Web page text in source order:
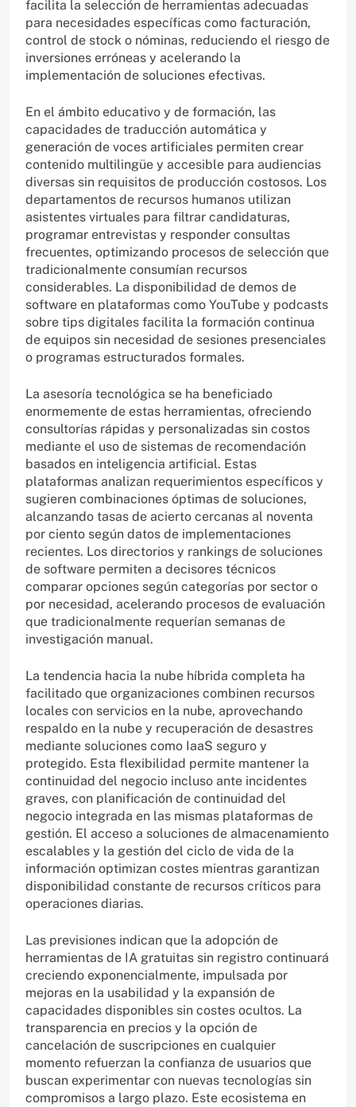
facilita la selección de herramientas adecuadas
para necesidades específicas como facturación,
control de stock o nóminas, reduciendo el riesgo de
inversiones erróneas y acelerando la
implementación de soluciones efectivas.
En el ámbito educativo y de formación, las
capacidades de traducción automática y
generación de voces artificiales permiten crear
contenido multilingüe y accesible para audiencias
diversas sin requisitos de producción costosos. Los
departamentos de recursos humanos utilizan
asistentes virtuales para filtrar candidaturas,
programar entrevistas y responder consultas
frecuentes, optimizando procesos de selección que
tradicionalmente consumían recursos
considerables. La disponibilidad de demos de
software en plataformas como YouTube y podcasts
sobre tips digitales facilita la formación continua
de equipos sin necesidad de sesiones presenciales
o programas estructurados formales.
La asesoría tecnológica se ha beneficiado
enormemente de estas herramientas, ofreciendo
consultorías rápidas y personalizadas sin costos
mediante el uso de sistemas de recomendación
basados en inteligencia artificial. Estas
plataformas analizan requerimientos específicos y
sugieren combinaciones óptimas de soluciones,
alcanzando tasas de acierto cercanas al noventa
por ciento según datos de implementaciones
recientes. Los directorios y rankings de soluciones
de software permiten a decisores técnicos
comparar opciones según categorías por sector o
por necesidad, acelerando procesos de evaluación
que tradicionalmente requerían semanas de
investigación manual.
La tendencia hacia la nube híbrida completa ha
facilitado que organizaciones combinen recursos
locales con servicios en la nube, aprovechando
respaldo en la nube y recuperación de desastres
mediante soluciones como IaaS seguro y
protegido. Esta flexibilidad permite mantener la
continuidad del negocio incluso ante incidentes
graves, con planificación de continuidad del
negocio integrada en las mismas plataformas de
gestión. El acceso a soluciones de almacenamiento
escalables y la gestión del ciclo de vida de la
información optimizan costes mientras garantizan
disponibilidad constante de recursos críticos para
operaciones diarias.
Las previsiones indican que la adopción de
herramientas de IA gratuitas sin registro continuará
creciendo exponencialmente, impulsada por
mejoras en la usabilidad y la expansión de
capacidades disponibles sin costes ocultos. La
transparencia en precios y la opción de
cancelación de suscripciones en cualquier
momento refuerzan la confianza de usuarios que
buscan experimentar con nuevas tecnologías sin
compromisos a largo plazo. Este ecosistema en